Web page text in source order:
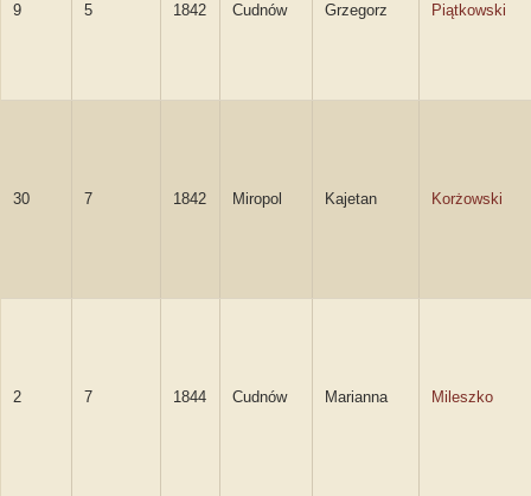
9 5 1842 Cudnów Grzegorz Piątkowski
30 7 1842 Miropol Kajetan Korżowski
2 7 1844 Cudnów Marianna Mileszko